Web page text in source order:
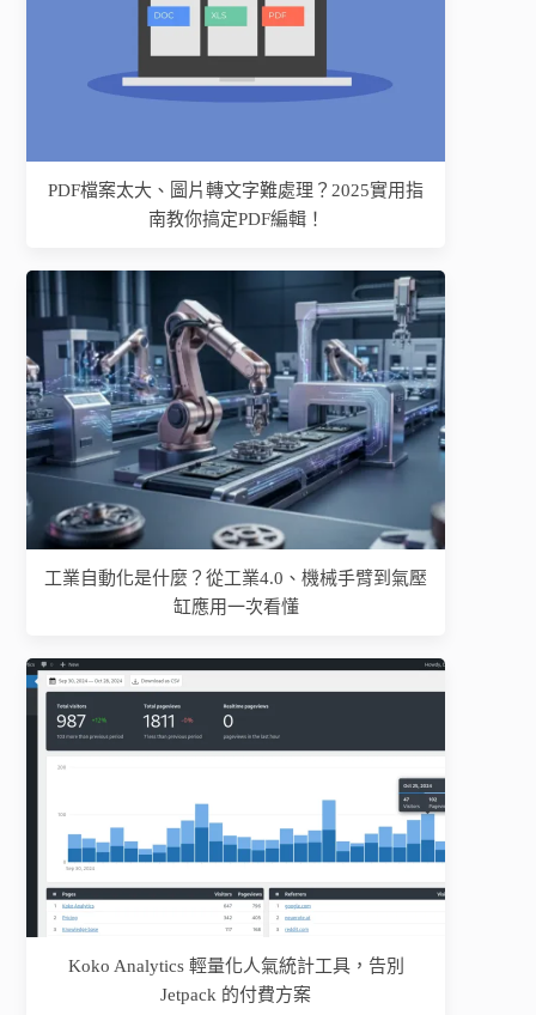
PDF檔案太大、圖片轉文字難處理？2025實用指
南教你搞定PDF編輯！
工業自動化是什麼？從工業4.0、機械手臂到氣壓
缸應用一次看懂
Koko Analytics 輕量化人氣統計工具，告別
Jetpack 的付費方案